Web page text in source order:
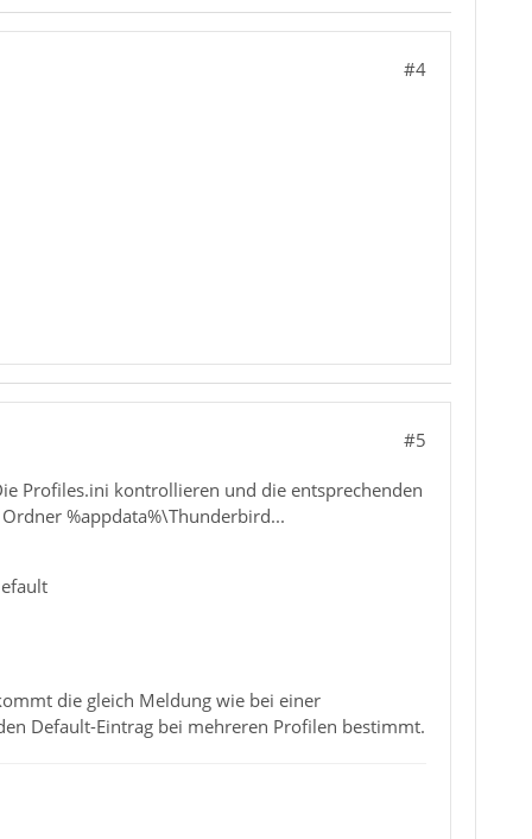
#4
#5
Profiles.ini kontrollieren und die entsprechenden
%appdata%\Thunderbird...
die gleich Meldung wie bei einer
Default-Eintrag bei mehreren Profilen bestimmt.